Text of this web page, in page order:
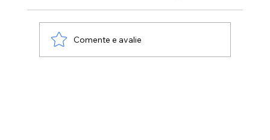
"precisariamos" fazer ou "precisariamos" não
fazer, sem ao menos se informarem do
Comente e avalie